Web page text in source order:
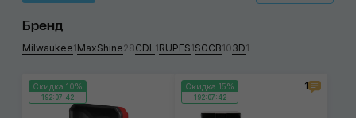
Бренд
Milwaukee1MaxShine28CDL1RUPES1SGCB103D1
Скидка 10%
192:07:42
Скидка 15%
192:07:42
1